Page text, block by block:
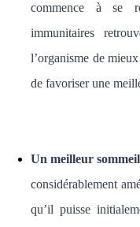
commence à se
immunitaires
l’organisme de
de favoriser une
Un meilleur sommeil
considérablement
qu’il puisse